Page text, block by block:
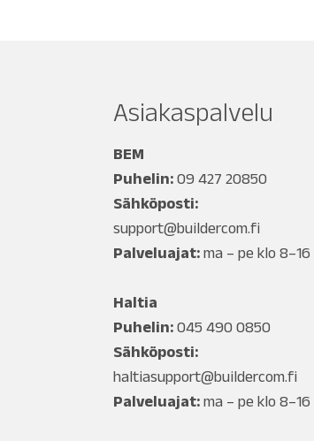
Asiakaspalvelu
BEM
Puhelin: 09 427 20850
Sähköposti:
support@buildercom.fi
Palveluajat: ma – pe klo 8–16
Haltia
Puhelin: 045 490 0850
Sähköposti:
haltiasupport@buildercom.fi
Palveluajat: ma – pe klo 8–16